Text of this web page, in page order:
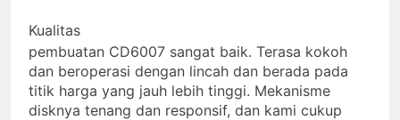
Kualitas
pembuatan CD6007 sangat baik. Terasa kokoh
dan beroperasi dengan lincah dan berada pada
titik harga yang jauh lebih tinggi. Mekanisme
disknya tenang dan responsif, dan kami cukup